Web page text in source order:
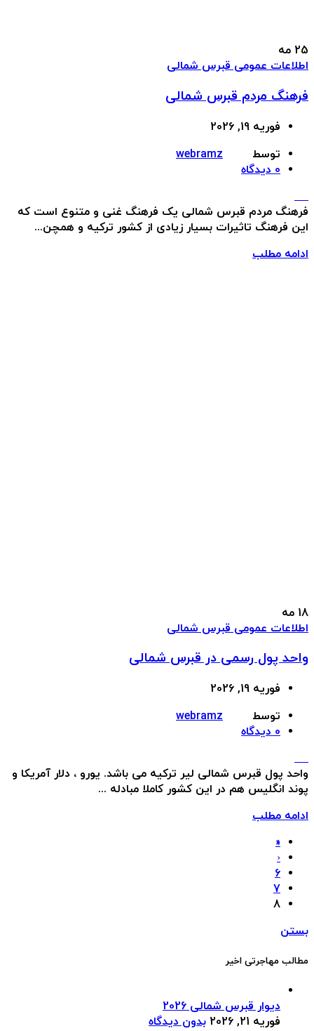
25 مه
اطلاعات عمومی قبرس شمالی
فرهنگ مردم قبرس شمالی
فوریه 19, 2026
توسط
webramz
0 دیدگاه
فرهنگ مردم قبرس شمالی یک فرهنگ غنی و متنوع است که
این فرهنگ تاثیرات بسیار زیادی از کشور ترکیه و همچن...
ادامه مطلب
18 مه
اطلاعات عمومی قبرس شمالی
واحد پول رسمی در قبرس شمالی
فوریه 19, 2026
توسط
webramz
0 دیدگاه
واحد پول قبرس شمالی لیر ترکیه می باشد. یورو ، دلار آمریکا و
پوند انگلیس هم در این کشور کاملا مبادله ...
ادامه مطلب
«
‹
6
7
8
بستن
مطالب مهاجرتی اخیر
دیوار قبرس شمالی 2026
فوریه 21, 2026
بدون دیدگاه